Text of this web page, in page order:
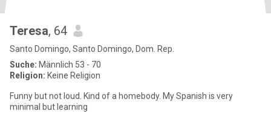
Teresa, 64
Santo Domingo, Santo Domingo, Dom. Rep.
Suche: Männlich 53 - 70
Religion: Keine Religion
Funny but not loud. Kind of a homebody. My Spanish is very
minimal but learning